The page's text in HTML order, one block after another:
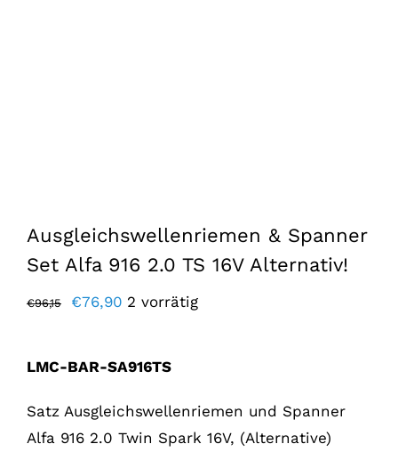
Ausgleichswellenriemen & Spanner
Set Alfa 916 2.0 TS 16V Alternativ!
€96,15
Der
€96,15.
€76,90 Der
€76,90.
2 vorrätig
LMC-BAR-SA916TS
Satz Ausgleichswellenriemen und Spanner
Alfa 916 2.0 Twin Spark 16V, (Alternative)